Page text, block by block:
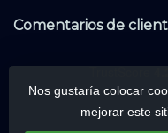
Comentarios de
Nos gustaría colocar
mejorar este